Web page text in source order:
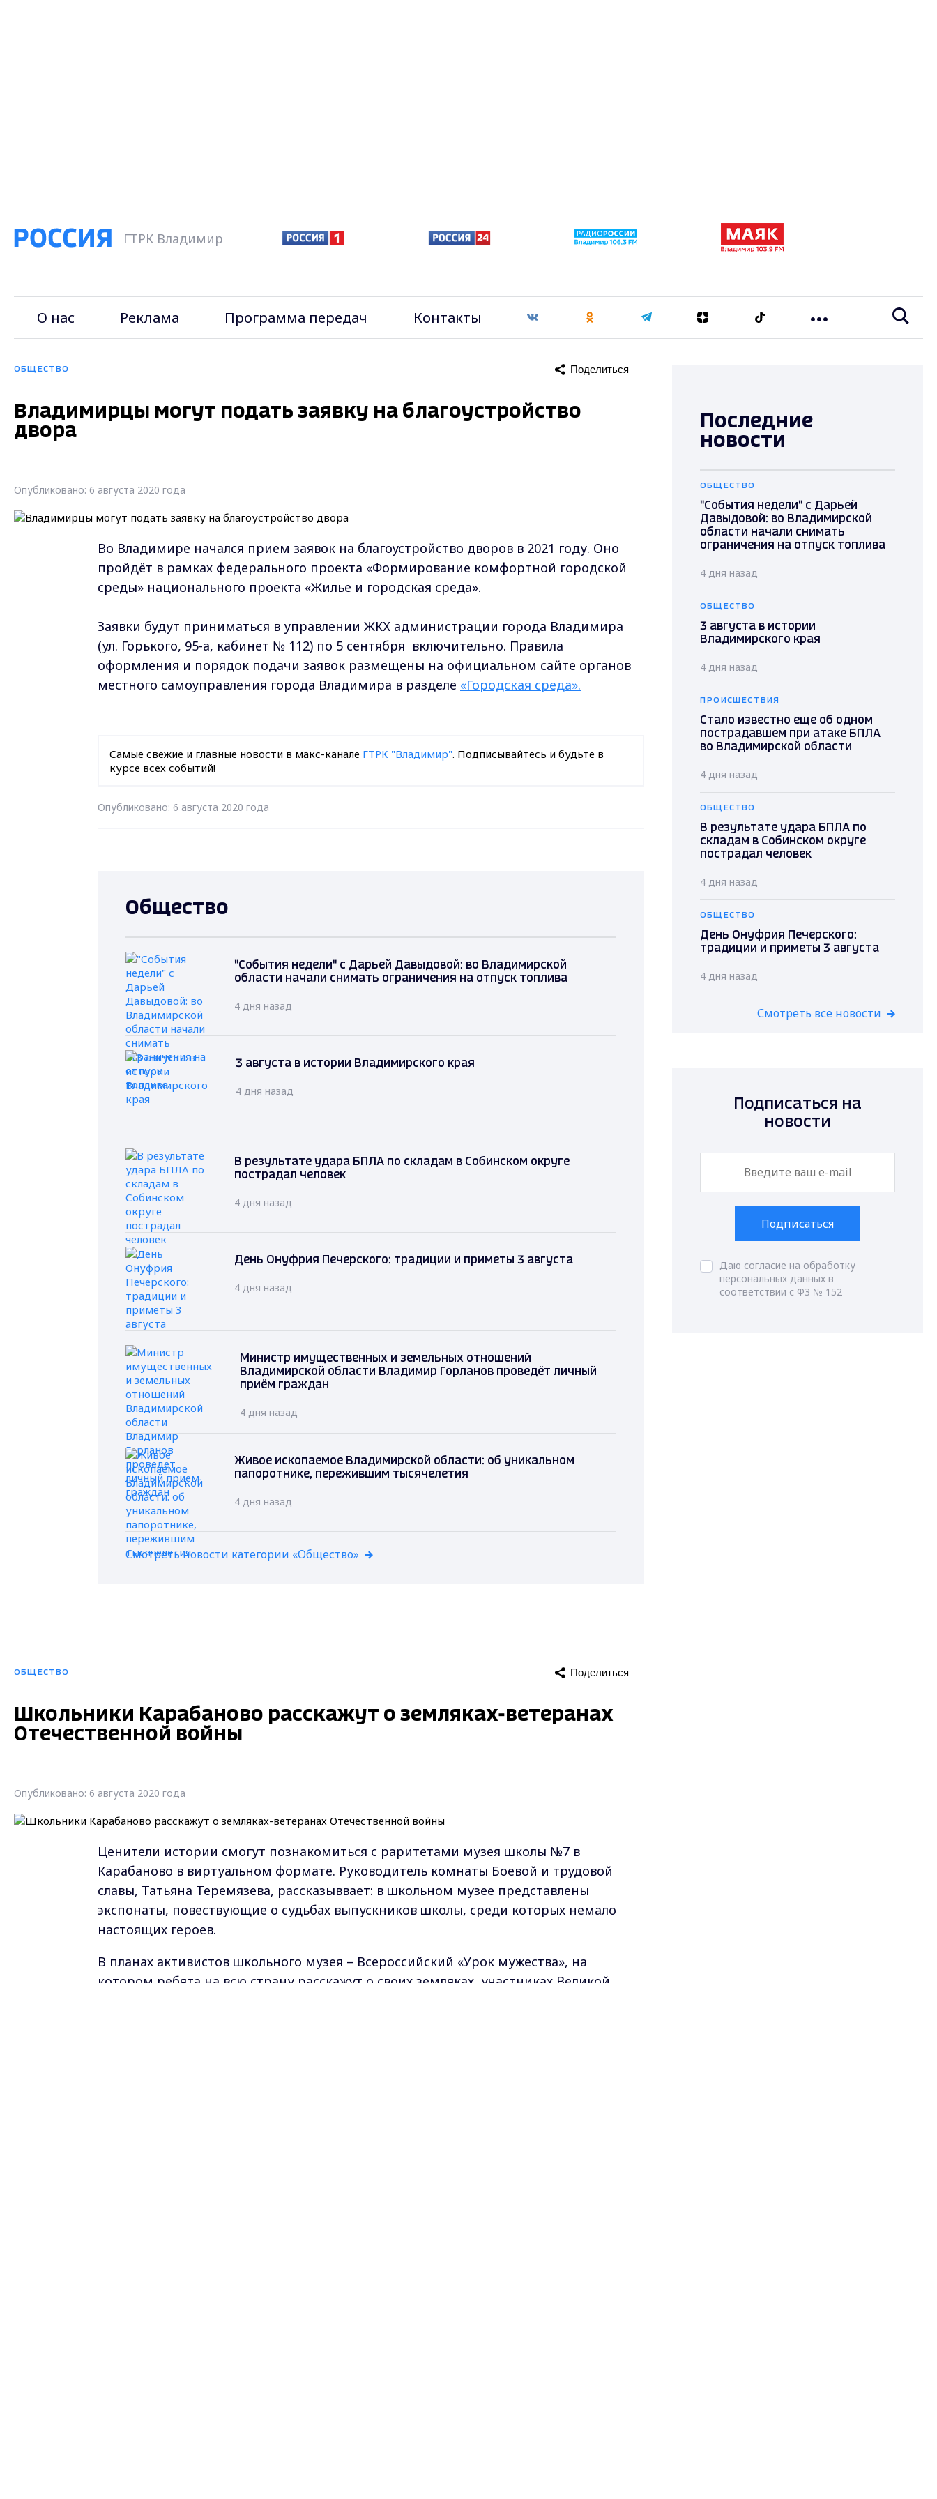
ГТРК Владимир
О нас Реклама Программа передач Контакты
ОБЩЕСТВО Поделиться
Владимирцы могут подать заявку на благоустройство
двора
Опубликовано: 6 августа 2020 года
Во Владимире начался прием заявок на благоустройство дворов в 2021 году. Оно
пройдёт в рамках федерального проекта «Формирование комфортной городской
среды» национального проекта «Жилье и городская среда».
Заявки будут приниматься в управлении ЖКХ администрации города Владимира
(ул. Горького, 95-а, кабинет № 112) по 5 сентября включительно. Правила
оформления и порядок подачи заявок размещены на официальном сайте органов
местного самоуправления города Владимира в разделе «Городская среда».
Самые свежие и главные новости в макс-канале ГТРК "Владимир". Подписывайтесь и будьте в
курсе всех событий!
Опубликовано: 6 августа 2020 года
Общество
"События недели" с Дарьей Давыдовой: во Владимирской
области начали снимать ограничения на отпуск топлива
4 дня назад
3 августа в истории Владимирского края
4 дня назад
В результате удара БПЛА по складам в Собинском округе
пострадал человек
4 дня назад
День Онуфрия Печерского: традиции и приметы 3 августа
4 дня назад
Министр имущественных и земельных отношений
Владимирской области Владимир Горланов проведёт личный
приём граждан
4 дня назад
Живое ископаемое Владимирской области: об уникальном
папоротнике, пережившим тысячелетия
4 дня назад
Смотреть новости категории «Общество»
ОБЩЕСТВО Поделиться
Школьники Карабаново расскажут о земляках-ветеранах
Отечественной войны
Опубликовано: 6 августа 2020 года
Ценители истории смогут познакомиться с раритетами музея школы №7 в
Карабаново в виртуальном формате. Руководитель комнаты Боевой и трудовой
славы, Татьяна Теремязева, рассказыввает: в школьном музее представлены
экспонаты, повествующие о судьбах выпускников школы, среди которых немало
настоящих героев.
В планах активистов школьного музея – Всероссийский «Урок мужества», на
котором ребята на всю страну расскажут о своих земляках, участниках Великой
Последние
новости
ОБЩЕСТВО
"События недели" с Дарьей
Давыдовой: во Владимирской
области начали снимать
ограничения на отпуск топлива
4 дня назад
ОБЩЕСТВО
3 августа в истории
Владимирского края
4 дня назад
ПРОИСШЕСТВИЯ
Стало известно еще об одном
пострадавшем при атаке БПЛА
во Владимирской области
4 дня назад
ОБЩЕСТВО
В результате удара БПЛА по
складам в Собинском округе
пострадал человек
4 дня назад
ОБЩЕСТВО
День Онуфрия Печерского:
традиции и приметы 3 августа
4 дня назад
Смотреть все новости
Подписаться на
новости
Подписаться
Даю согласие на обработку
персональных данных в
соответствии с ФЗ № 152